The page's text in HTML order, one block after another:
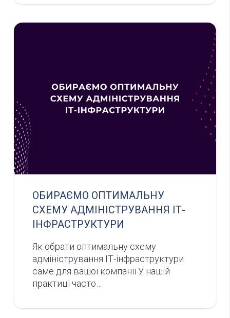
ОБИРАЄМО ОПТИМАЛЬНУ
СХЕМУ АДМІНІСТРУВАННЯ ІТ-
ІНФРАСТРУКТУРИ
Як обрати оптимальну схему
адміністрування ІТ-інфраструктури
саме для вашої компанії У нашій
практиці часто…